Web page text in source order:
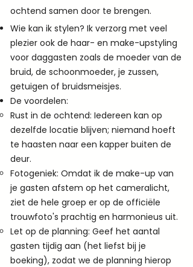
ochtend samen door te brengen.
Wie kan ik stylen? Ik verzorg met veel
plezier ook de haar- en make-upstyling
voor daggasten zoals de moeder van de
bruid, de schoonmoeder, je zussen,
getuigen of bruidsmeisjes.
De voordelen:
Rust in de ochtend: Iedereen kan op
dezelfde locatie blijven; niemand hoeft
te haasten naar een kapper buiten de
deur.
Fotogeniek: Omdat ik de make-up van
je gasten afstem op het cameralicht,
ziet de hele groep er op de officiële
trouwfoto's prachtig en harmonieus uit.
Let op de planning: Geef het aantal
gasten tijdig aan (het liefst bij je
boeking), zodat we de planning hierop